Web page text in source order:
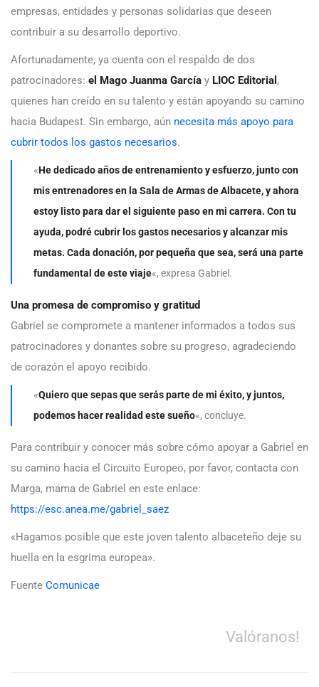
empresas, entidades y personas solidarias que deseen
contribuir a su desarrollo deportivo.
Afortunadamente, ya cuenta con el respaldo de dos
patrocinadores: el Mago Juanma García y LIOC Editorial ,
quienes han creído en su talento y están apoyando su camino
hacia Budapest. Sin embargo, aún necesita más apoyo para
cubrir todos los gastos necesarios.
«He dedicado años de entrenamiento y esfuerzo, junto con
mis entrenadores en la Sala de Armas de Albacete, y ahora
estoy listo para dar el siguiente paso en mi carrera. Con tu
ayuda, podré cubrir los gastos necesarios y alcanzar mis
metas. Cada donación, por pequeña que sea, será una parte
fundamental de este viaje«, expresa Gabriel.
Una promesa de compromiso y gratitud
Gabriel se compromete a mantener informados a todos sus
patrocinadores y donantes sobre su progreso, agradeciendo
de corazón el apoyo recibido.
«Quiero que sepas que serás parte de mi éxito, y juntos,
podemos hacer realidad este sueño«, concluye.
Para contribuir y conocer más sobre cómo apoyar a Gabriel en
su camino hacia el Circuito Europeo, por favor, contacta con
Marga, mama de Gabriel en este enlace:
https://esc.anea.me/gabriel_saez
«Hagamos posible que este joven talento albaceteño deje su
huella en la esgrima europea».
Fuente Comunicae
Valóranos!